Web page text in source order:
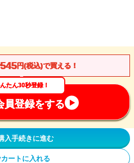
545円(税込)で買える！
たん30秒登録！
員登録をする
入手続きに進む
カートに入れる